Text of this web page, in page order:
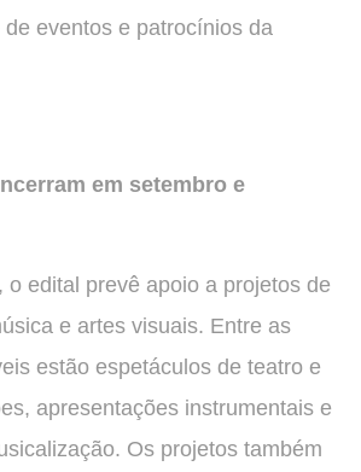
eventos e patrocínios da
em setembro e
o edital prevê apoio a projetos de
e artes visuais. Entre as
estão espetáculos de teatro e
apresentações instrumentais e
Os projetos também